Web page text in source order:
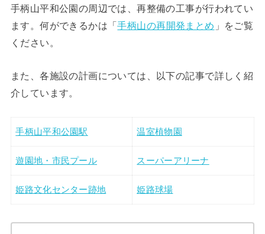
手柄山平和公園の周辺では、再整備の工事が行われてい
ます。何ができるかは「手柄山の再開発まとめ 」をご覧
ください。
また、各施設の計画については、以下の記事で詳しく紹
介しています。
手柄山平和公園駅 温室植物園
遊園地・市民プール スーパーアリーナ
姫路文化センター跡地 姫路球場